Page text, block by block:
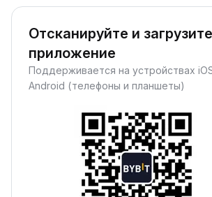
Отсканируйте и загрузите
приложение
Поддерживается на устройствах
Android (телефоны и планшеты)